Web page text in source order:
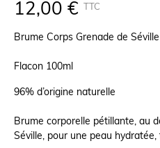
12,00 € TTC
Brume Corps Grenade de Séville
Flacon 100ml
96% d’origine naturelle
Brume corporelle pétillante, au
Séville, pour une peau